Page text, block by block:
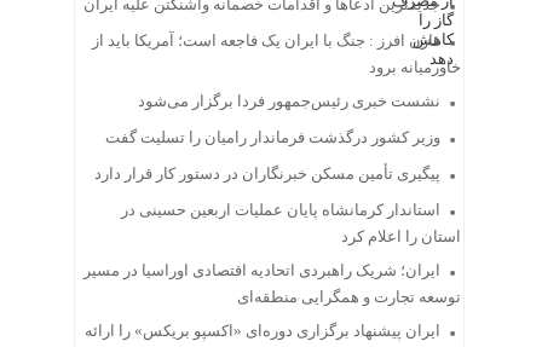
جدیدترین ادعاها و اقدامات خصمانه واشنگتن علیه ایران
فارن افرز : جنگ با ایران یک فاجعه است؛ آمریکا باید از
خاورمیانه برود
نشست خبری رئیس‌جمهور فردا برگزار می‌شود
وزیر کشور درگذشت فرماندار رامیان را تسلیت گفت
پیگیری تأمین مسکن خبرنگاران در دستور کار قرار دارد
استاندار کرمانشاه پایان عملیات اربعین حسینی در
استان را اعلام کرد
ایران؛ شریک راهبردی اتحادیه اقتصادی اوراسیا در مسیر
توسعه تجارت و همگرایی منطقه‌ای
ایران پیشنهاد برگزاری دوره‌ای «اکسپو بریکس» را ارائه